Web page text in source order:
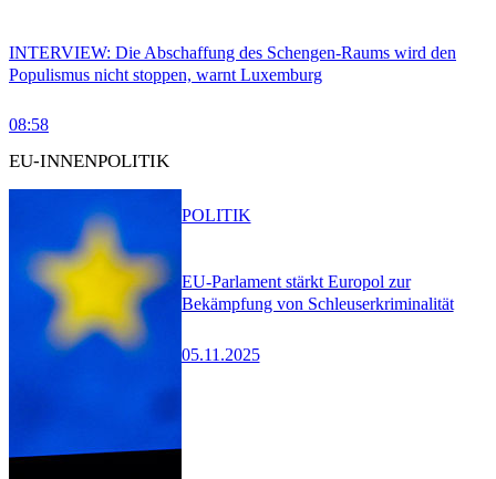
INTERVIEW: Die Abschaffung des Schengen-Raums wird den
Populismus nicht stoppen, warnt Luxemburg
08:58
EU-INNENPOLITIK
EU-Parlament stärkt Europol zur
Bekämpfung von Schleuserkriminalität
05.11.2025
POLITIK